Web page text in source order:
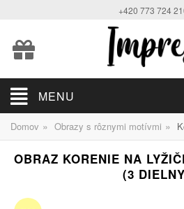
+420 773 724
MENU
Domov » Obrazy s rôznymi motívmi »
OBRAZ KORENIE NA
(3